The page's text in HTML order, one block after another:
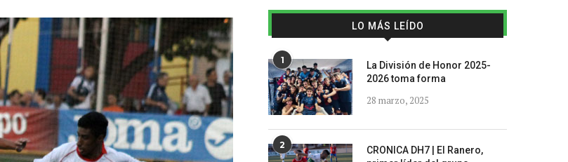
LO MÁS LEÍDO
1
La División de Honor 2025-
2026 toma forma
28 marzo, 2025
2
CRONICA DH7 | El Ranero,